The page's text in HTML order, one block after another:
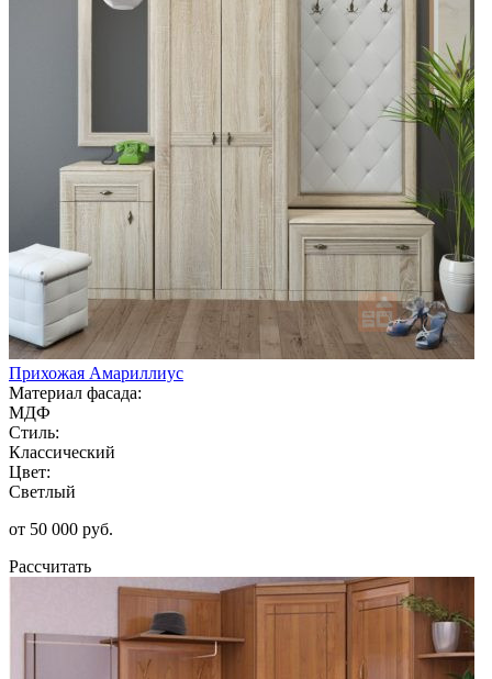
Прихожая Амариллиус
Материал фасада:
МДФ
Стиль:
Классический
Цвет:
Светлый
от 50 000 руб.
Рассчитать